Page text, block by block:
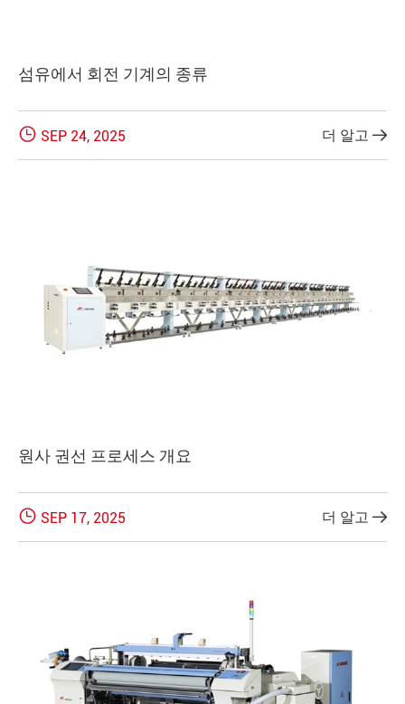
섬유에서 회전 기계의 종류
 SEP 24, 2025 더 알고 
원사 권선 프로세스 개요
 SEP 17, 2025 더 알고 